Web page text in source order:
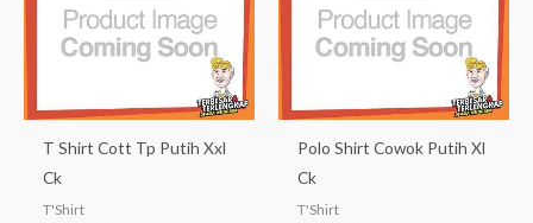
T Shirt Cott Tp Putih Xxl
Ck
T'Shirt
Polo Shirt Cowok Putih Xl
Ck
T'Shirt